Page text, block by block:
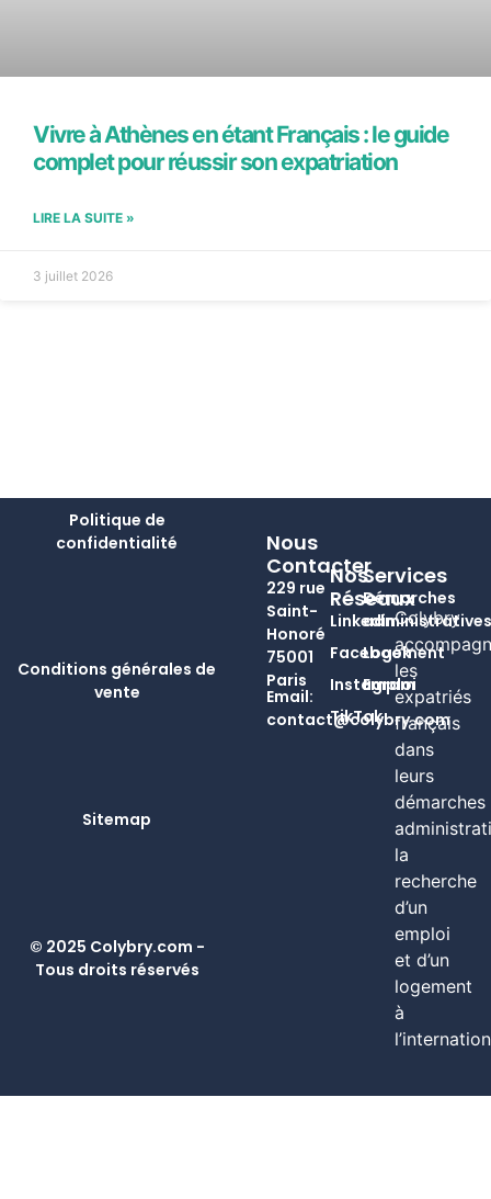
Vivre à Athènes en étant Français : le guide
complet pour réussir son expatriation
LIRE LA SUITE »
3 juillet 2026
Colybry
les
expatriés
français
dans
leurs
démarches
la
recherche
d’un
emploi
et d’un
logement
à
Nos
Réseaux
Linkedin
Facebook
Instagram
TikTok
Services
Démarches
administratives
Logement
Emploi
Nous
Contacter
229 rue
Saint-
Honoré
75001
Paris
Email:
contact@colybry.com
Politique de
confidentialité
Conditions générales de
vente
Sitemap
© 2025 Colybry.com -
Tous droits réservés